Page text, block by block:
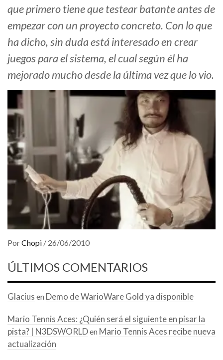
que primero tiene que testear batante antes de
empezar con un proyecto concreto. Con lo que
ha dicho, sin duda está interesado en crear
juegos para el sistema, el cual según él ha
mejorado mucho desde la última vez que lo vio.
PorChopi / 26/06/2010
ÚLTIMOS COMENTARIOS
Glacius en Demo de WarioWare Gold ya disponible
Mario Tennis Aces: ¿Quién será el siguiente en pisar la
pista? | N3DSWORLDen Mario Tennis Aces recibe nueva
actualización